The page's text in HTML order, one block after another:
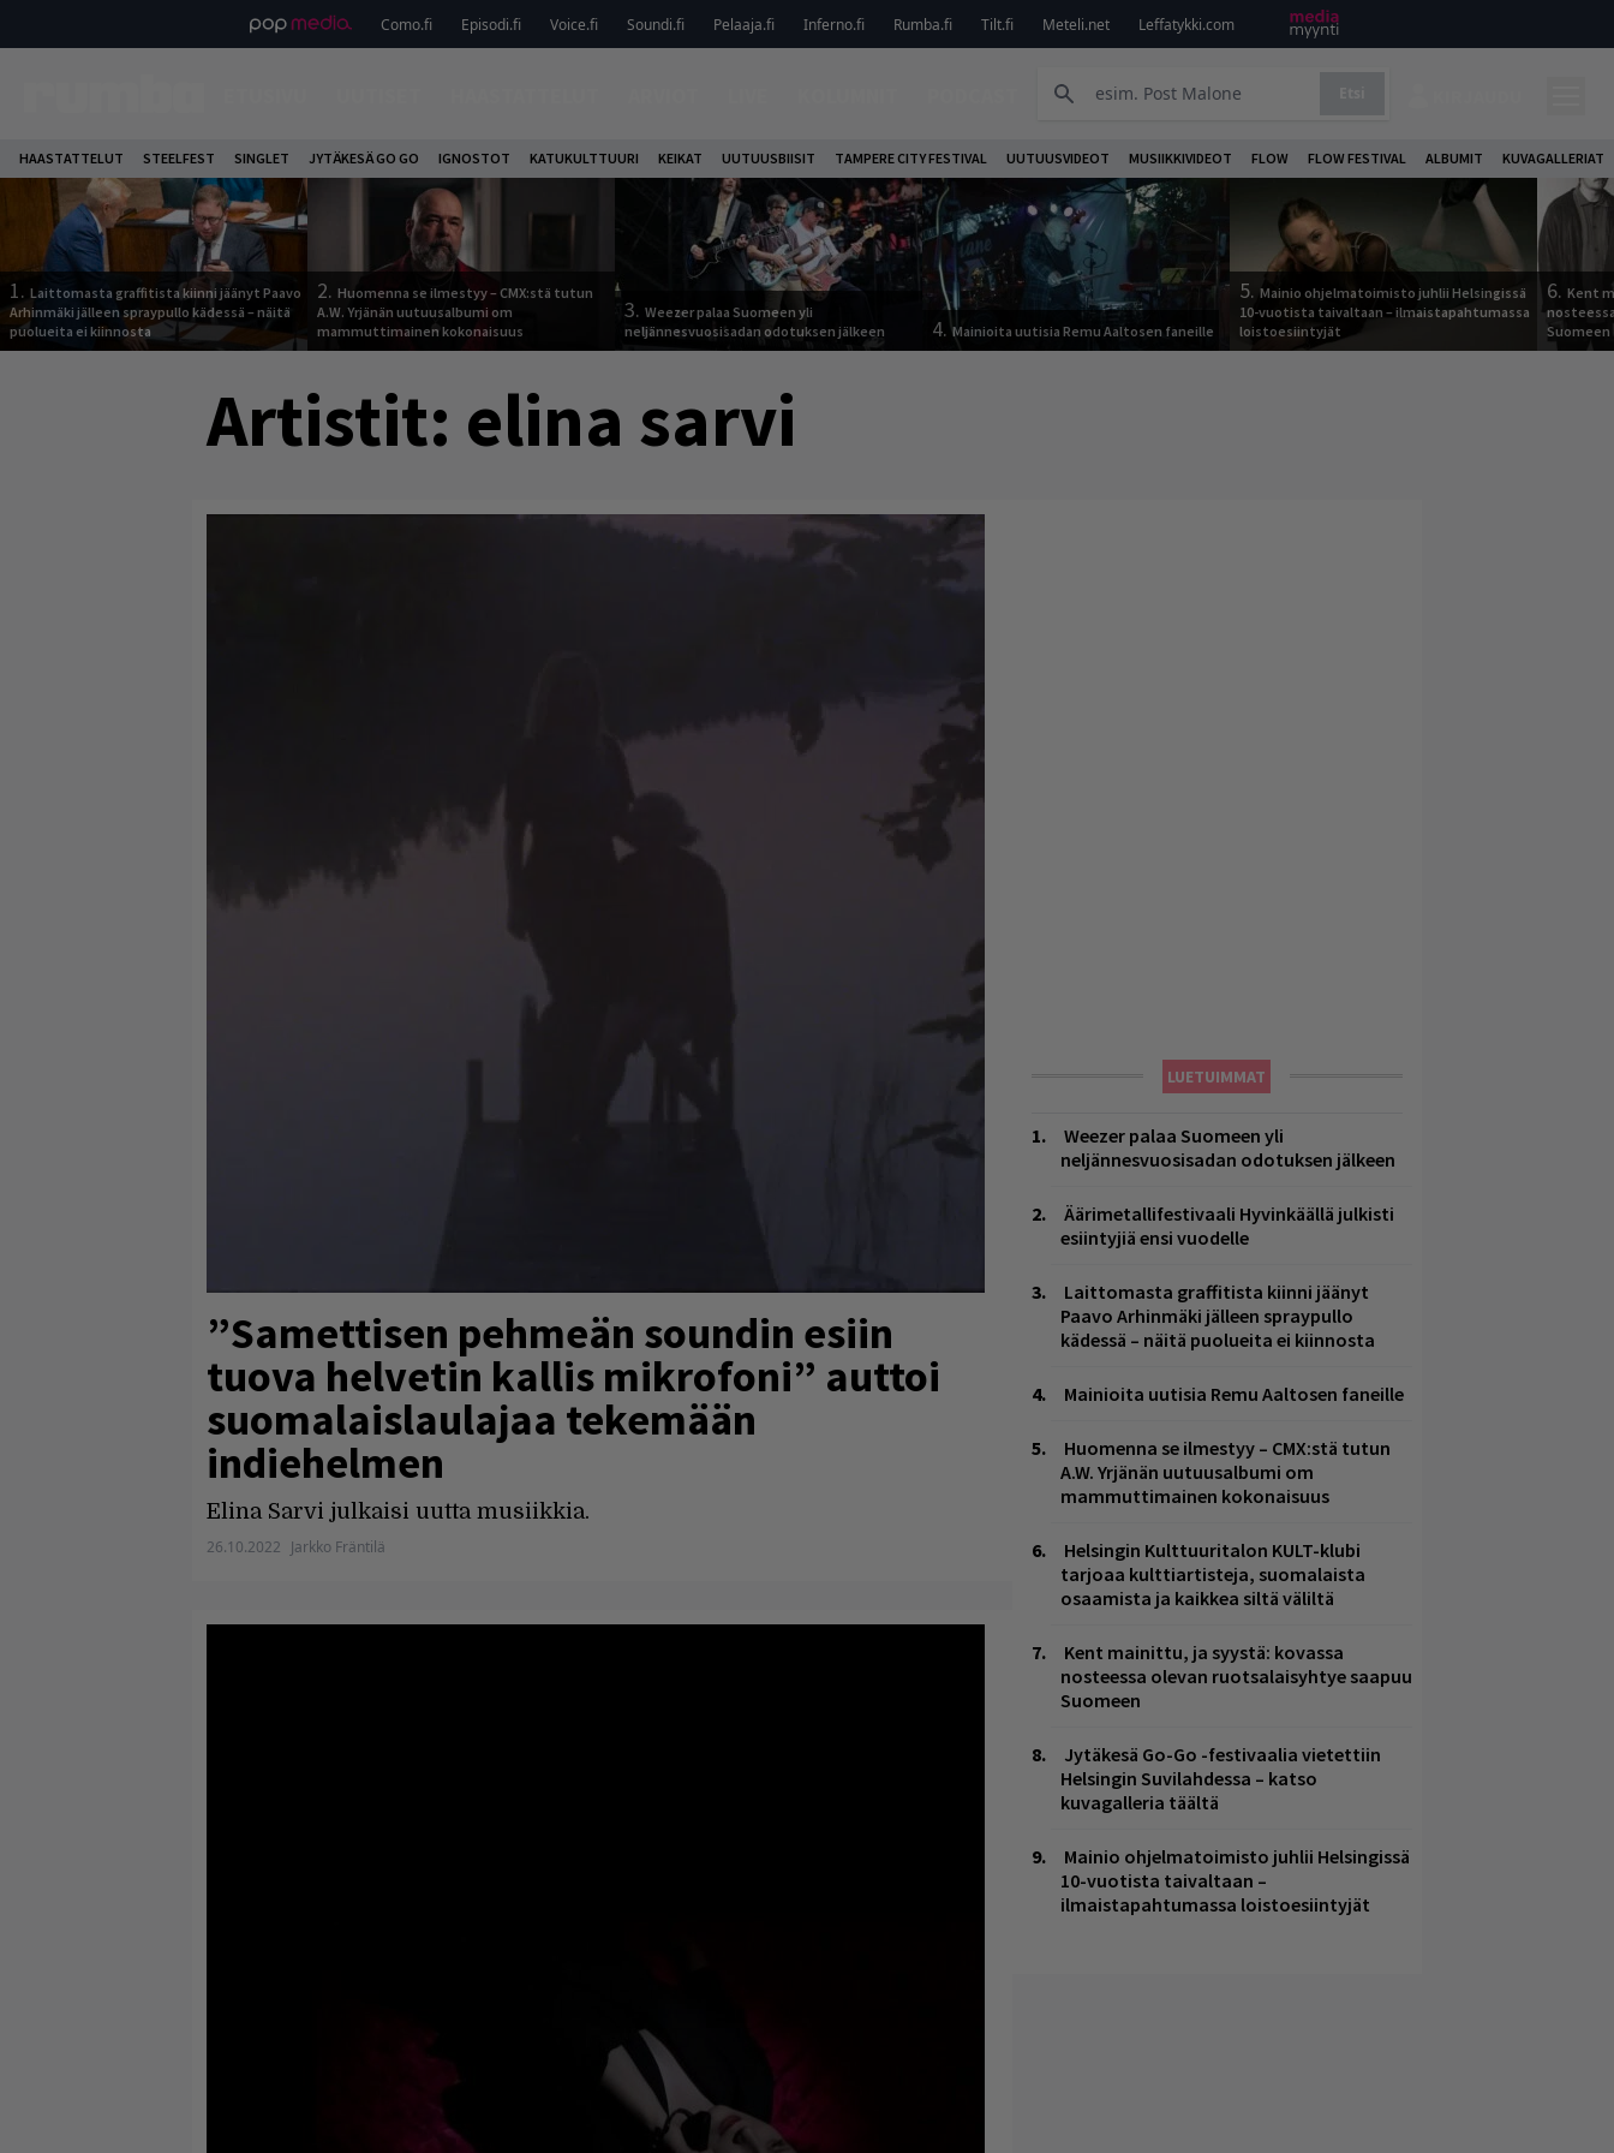
Como.fi Episodi.fi Voice.fi Soundi.fi Pelaaja.fi Inferno.fi Rumba.fi Tilt.fi Meteli.net Leffatykki.com
HAASTATTELUT STEELFEST SINGLET JYTÄKESÄ GO GO IGNOSTOT KATUKULTTUURI KEIKAT UUTUUSBIISIT TAMPERE CITY FESTIVAL UUTUUSVIDEOT MUSIIKKIVIDEOT FLOW FLOW FESTIVAL ALBUMIT KUVAGALLERIAT
1. Laittomasta graffitista kiinni jäänyt Paavo
Arhinmäki jälleen spraypullo kädessä – näitä
puolueita ei kiinnosta
2. Huomenna se ilmestyy – CMX:stä tutun
A.W. Yrjänän uutuusalbumi om
mammuttimainen kokonaisuus
3. Weezer palaa Suomeen yli
neljännesvuosisadan odotuksen jälkeen
4.Mainioita uutisia Remu Aaltosen faneille
5. Mainio ohjelmatoimisto juhlii Helsingissä
10-vuotista taivaltaan – ilmaistapahtumassa
loistoesiintyjät
6. Kent
Suomeen
Artistit: elina sarvi
”Samettisen pehmeän soundin esiin
tuova helvetin kallis mikrofoni” auttoi
suomalaislaulajaa tekemään
indiehelmen
Elina Sarvi julkaisi uutta musiikkia.
26.10.2022 Jarkko Fräntilä
LUETUIMMAT
Weezer palaa Suomeen yli
neljännesvuosisadan odotuksen jälkeen
Äärimetallifestivaali Hyvinkäällä julkisti
esiintyjiä ensi vuodelle
Laittomasta graffitista kiinni jäänyt
Paavo Arhinmäki jälleen spraypullo
kädessä – näitä puolueita ei kiinnosta
Mainioita uutisia Remu Aaltosen faneille
Huomenna se ilmestyy – CMX:stä tutun
A.W. Yrjänän uutuusalbumi om
mammuttimainen kokonaisuus
Helsingin Kulttuuritalon KULT-klubi
tarjoaa kulttiartisteja, suomalaista
osaamista ja kaikkea siltä väliltä
Kent mainittu, ja syystä: kovassa
nosteessa olevan ruotsalaisyhtye saapuu
Suomeen
Jytäkesä Go-Go -festivaalia vietettiin
Helsingin Suvilahdessa – katso
kuvagalleria täältä
Mainio ohjelmatoimisto juhlii Helsingissä
10-vuotista taivaltaan –
ilmaistapahtumassa loistoesiintyjät